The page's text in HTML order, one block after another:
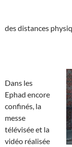
des distances
Dans les
Ephad encore
confinés, la
messe
télévisée et la
vidéo réalisée